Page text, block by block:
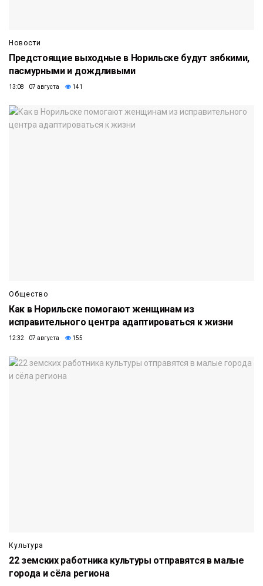
Новости
Предстоящие выходные в Норильске будут зябкими,
пасмурными и дождливыми
13:08 07 августа 141
Общество
Как в Норильске помогают женщинам из
исправительного центра адаптироваться к жизни
12:32 07 августа 155
Культура
22 земских работника культуры отправятся в малые
города и сёла региона